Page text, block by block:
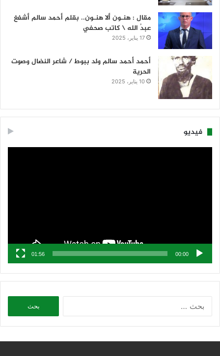
مقال : هنـون ألا هنـون.. بقلم أحمد سالم أشفغ
عبدُ الله \ كاتب صحفي
17 يناير، 2025
أحمد أحمد سالم ولد ببوط / شاعر النضال وصوت
الحرية
10 يناير، 2025
فيديو
00:00
01:56